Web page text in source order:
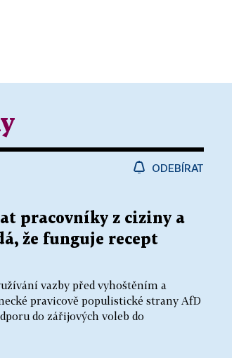
ODEBÍRAT
pracovníky z ciziny a
že funguje recept
vazby před vyhoštěním a
pravicově populistické strany AfD
do zářijových voleb do